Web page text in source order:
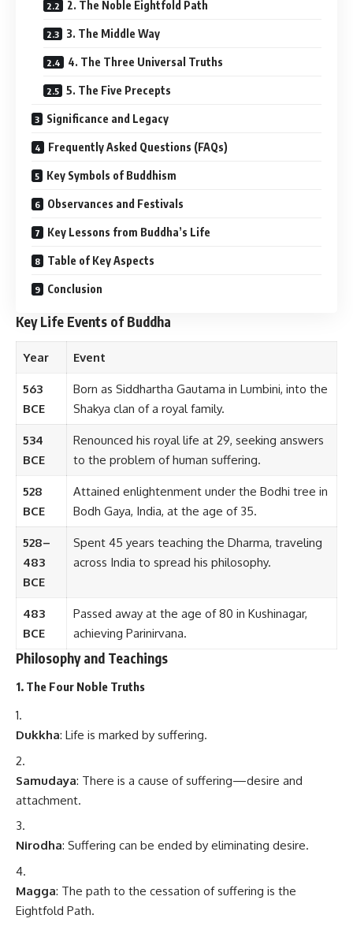
2. The Noble Eightfold Path
3. The Middle Way
4. The Three Universal Truths
5. The Five Precepts
Significance and Legacy
Frequently Asked Questions (FAQs)
Key Symbols of Buddhism
Observances and Festivals
Key Lessons from Buddha’s Life
Table of Key Aspects
Conclusion
Key Life Events of Buddha
Year Event
563
BCE
Born as Siddhartha Gautama in Lumbini, into the
Shakya clan of a royal family.
534
BCE
Renounced his royal life at 29, seeking answers
to the problem of human suffering.
528
BCE
Attained enlightenment under the Bodhi tree in
Bodh Gaya, India, at the age of 35.
528–
483
BCE
Spent 45 years teaching the Dharma, traveling
across India to spread his philosophy.
483
BCE
Passed away at the age of 80 in Kushinagar,
achieving Parinirvana.
Philosophy and Teachings
1. The Four Noble Truths
Dukkha: Life is marked by suffering.
Samudaya: There is a cause of suffering—desire and
attachment.
Nirodha: Suffering can be ended by eliminating desire.
Magga: The path to the cessation of suffering is the
Eightfold Path.